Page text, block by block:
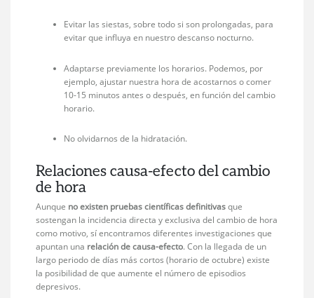
Evitar las siestas, sobre todo si son prolongadas, para
evitar que influya en nuestro descanso nocturno.
Adaptarse previamente los horarios. Podemos, por
ejemplo, ajustar nuestra hora de acostarnos o comer
10-15 minutos antes o después, en función del cambio
horario.
No olvidarnos de la hidratación.
Relaciones causa-efecto del cambio
de hora
Aunque no existen pruebas científicas definitivasque
sostengan la incidencia directa y exclusiva del cambio de hora
como motivo, sí encontramos diferentes investigaciones que
apuntan una relación de causa-efecto. Con la llegada de un
largo periodo de días más cortos (horario de octubre) existe
la posibilidad de que aumente el número de episodios
depresivos.